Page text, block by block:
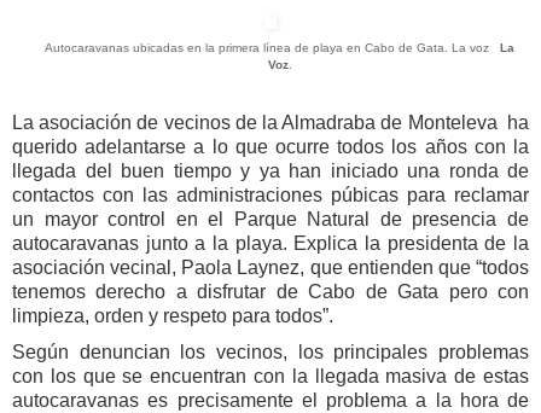
Autocaravanas ubicadas en la primera línea de playa en Cabo de Gata. La voz La
Voz.
La asociación de vecinos de la Almadraba de Monteleva ha
querido adelantarse a lo que ocurre todos los años con la
llegada del buen tiempo y ya han iniciado una ronda de
contactos con las administraciones púbicas para reclamar
un mayor control en el Parque Natural de presencia de
autocaravanas junto a la playa. Explica la presidenta de la
asociación vecinal, Paola Laynez, que entienden que “todos
tenemos derecho a disfrutar de Cabo de Gata pero con
limpieza, orden y respeto para todos”.
Según denuncian los vecinos, los principales problemas
con los que se encuentran con la llegada masiva de estas
autocaravanas es precisamente el problema a la hora de